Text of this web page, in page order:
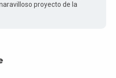
proyecto de la